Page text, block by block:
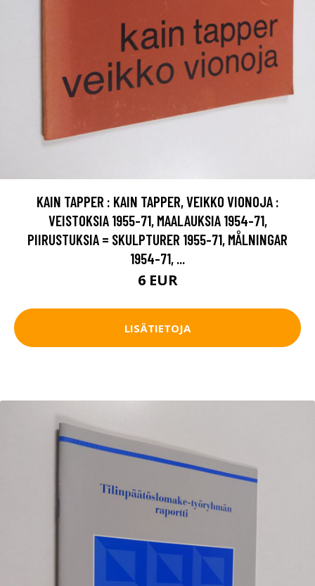
KAIN TAPPER : KAIN TAPPER, VEIKKO VIONOJA :
VEISTOKSIA 1955-71, MAALAUKSIA 1954-71,
PIIRUSTUKSIA = SKULPTURER 1955-71, MÅLNINGAR
1954-71, ...
6 EUR
LISÄTIETOJA